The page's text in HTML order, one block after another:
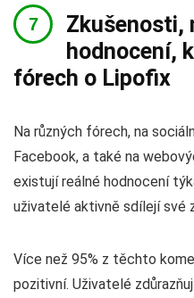
Zkušenosti,
hodnocení,
fórech o Lipofix
Na různých fórech, na
Facebook, a také na
existují reálné hodnocení
uživatelé aktivně sdílejí své
Více než 95% z těchto
pozitivní. Uživatelé